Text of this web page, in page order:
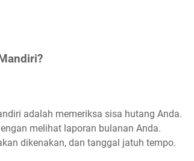
adalah memeriksa sisa hutang Anda.
melihat laporan bulanan Anda.
dikenakan, dan tanggal jatuh tempo.